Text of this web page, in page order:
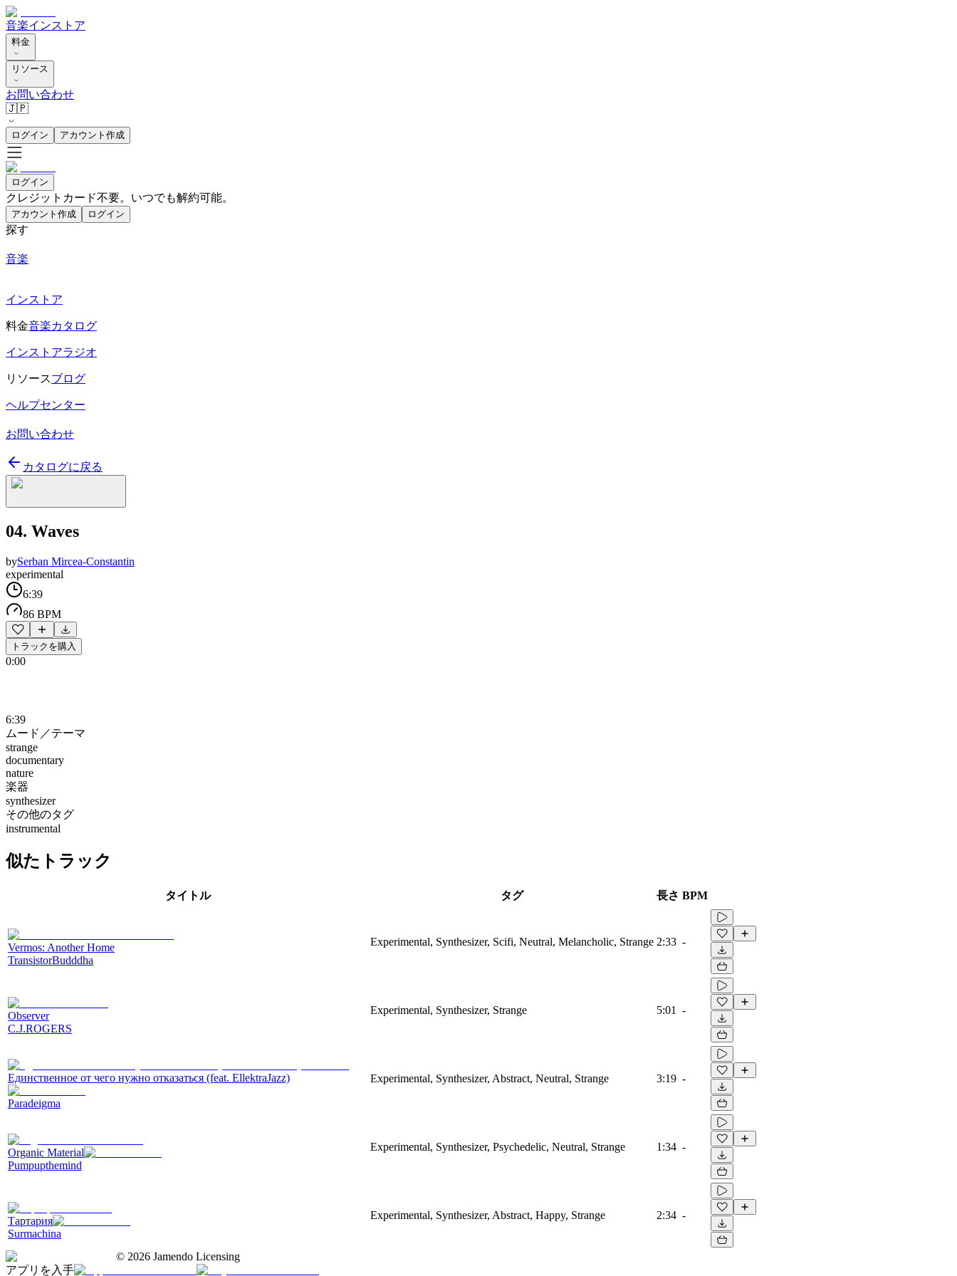
音楽インストア
料金
リソース
お問い合わせ
🇯🇵
ログイン アカウント作成
ログイン
クレジットカード不要。いつでも解約可能。
アカウント作成 ログイン
探す
音楽
インストア
料金音楽カタログ
インストアラジオ
リソースブログ
ヘルプセンター
お問い合わせ
カタログに戻る
04. Waves
bySerban Mircea-Constantin
experimental
6:39
86 BPM
トラックを購入
0:00
6:39
ムード／テーマ
strange
documentary
nature
楽器
synthesizer
その他のタグ
instrumental
似たトラック
タイトル タグ 長さ BPM
Vermos: Another Home
TransistorBudddha
Experimental, Synthesizer, Scifi, Neutral, Melancholic, Strange 2:33 -
Observer
C.J.ROGERS
Experimental, Synthesizer, Strange 5:01 -
Единственное от чего нужно отказаться (feat. EllektraJazz)
Paradeigma
Experimental, Synthesizer, Abstract, Neutral, Strange 3:19 -
Organic Material
Pumpupthemind
Experimental, Synthesizer, Psychedelic, Neutral, Strange 1:34 -
Тартария
Surmachina
Experimental, Synthesizer, Abstract, Happy, Strange 2:34 -
© 2026 Jamendo Licensing
アプリを入手